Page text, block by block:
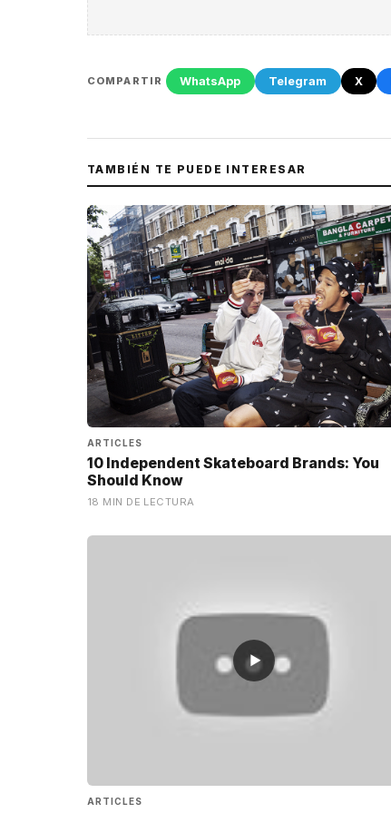
COMPARTIR WhatsApp Telegram X
TAMBIÉN TE PUEDE INTERESAR
ARTICLES
10 Independent Skateboard Brands: You
Should Know
18 MIN DE LECTURA
▶
ARTICLES